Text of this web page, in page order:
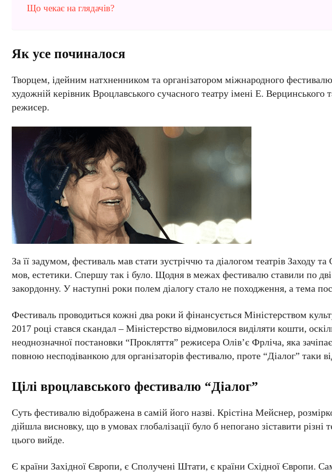
Що чекає на глядачів?
Як усе починалося
Творцем, ідейним натхненником та організатором міжнародного
художній керівник Вроцлавського сучасного театру імені Е. Верцинського
режисер.
За її задумом, фестиваль мав стати зустріччю та діалогом театрів Заходу
мов, естетики. Спершу так і було. Щодня в межах фестивалю ставили по
закордонну. У наступні роки полем діалогу стало не походження, а тема
Фестиваль проводиться кожні два роки й фінансується Міністерством
2017 році стався скандал – Міністерство відмовилося виділяти кошти,
неоднозначної постановки “Прокляття” режисера Олів’є Фрліча, яка
повною несподіванкою для організаторів фестивалю, проте “Діалог” таки
Цілі вроцлавського фестивалю “Діалог”
Суть фестивалю відображена в самій його назві. Крістіна Мейснер,
дійшла висновку, що в умовах глобалізації було б непогано зіставити різні
цього вийде.
Є країни Західної Європи, є Сполучені Штати, є країни Східної Європи.